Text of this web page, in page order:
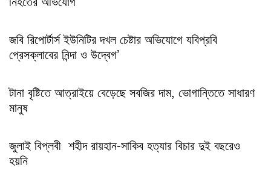
জবি রিপোর্টার্স ইউনিটির দখল চেষ্টার অভিযোগে যবিপ্রবি
প্রেসক্লাবের নিন্দা ও উদ্বেগ’
টানা বৃষ্টিতে আত্রাইয়ে বেড়েছে সবজির দাম, ভোগান্তিতে সাধারণ
মানুষ
জুলাই বিপ্লবী শহীদ রায়হান-সাকিব হত্যার বিচার দুই বছরেও
হয়নি